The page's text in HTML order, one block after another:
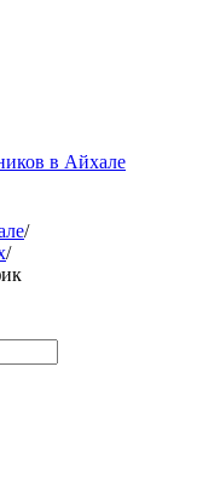
в Айхале
/
/